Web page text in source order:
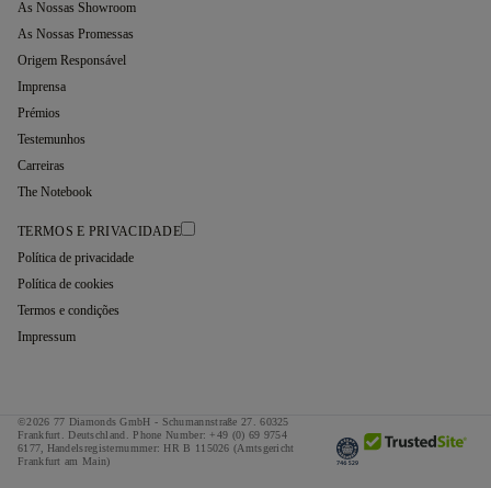
As Nossas Showroom
As Nossas Promessas
Origem Responsável
Imprensa
Prémios
Testemunhos
Carreiras
The Notebook
TERMOS E PRIVACIDADE
Política de privacidade
Política de cookies
Termos e condições
Impressum
©2026 77 Diamonds GmbH - Schumannstraße 27. 60325
Frankfurt. Deutschland. Phone Number: +49 (0) 69 9754
6177, Handelsregisternummer: HR B 115026 (Amtsgericht
Frankfurt am Main)